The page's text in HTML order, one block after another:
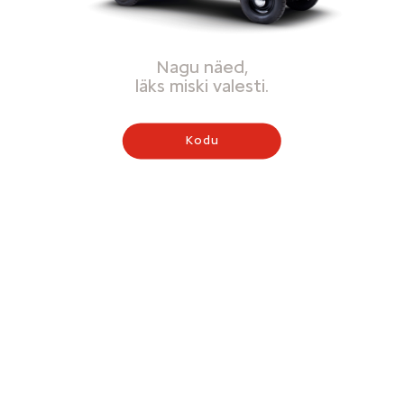
Nagu näed,
läks miski valesti.
Kodu